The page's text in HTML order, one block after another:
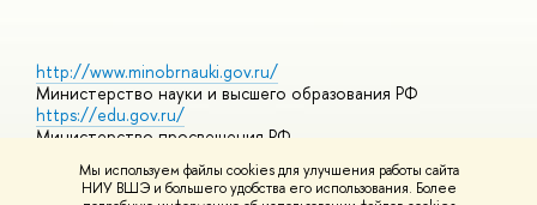
Мы используем файлы cookies для улучшения работы сайта
НИУ ВШЭ и большего удобства его использования. Более
http://www.minobrnauki.gov.ru/
Министерство науки и высшего образования РФ
https://edu.gov.ru/
Министерство просвещения РФ
https://elearning.hse.ru/mooc
Массовые открытые онлайн-курсы